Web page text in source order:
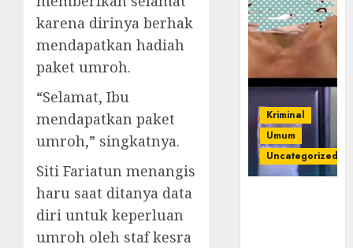
karena dirinya berhak
mendapatkan hadiah
paket umroh.
“Selamat, Ibu
mendapatkan paket
umroh,” singkatnya.
Siti Fariatun menangis
haru saat ditanya data
diri untuk keperluan
umroh oleh staf kesra
Kriminal
Umum
Uncategorized